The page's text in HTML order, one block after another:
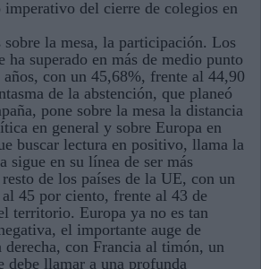
del cierre de colegios en
la mesa, la participación. Los
ha superado en más de medio punto
años, con un 45,68%, frente al 44,90
de la abstención, que planeó
pone sobre la mesa la distancia
en general y sobre Europa en
buscar lectura en positivo, llama la
sigue en su línea de ser más
de los países de la UE, con un
45 por ciento, frente al 43 de
territorio. Europa ya no es tan
el importante auge de
derecha, con Francia al timón, un
debe llamar a una profunda